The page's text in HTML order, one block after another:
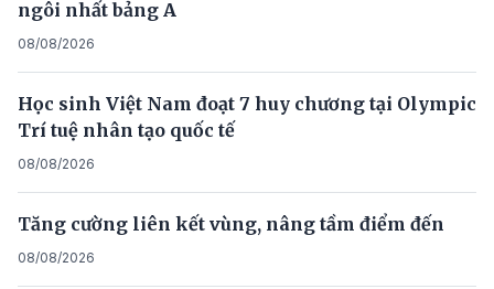
ngôi nhất bảng A
08/08/2026
Học sinh Việt Nam đoạt 7 huy chương tại Olympic
Trí tuệ nhân tạo quốc tế
08/08/2026
Tăng cường liên kết vùng, nâng tầm điểm đến
08/08/2026